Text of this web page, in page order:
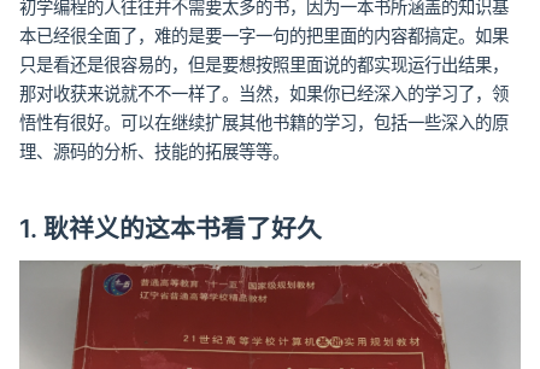
初学编程的人往往并不需要太多的书，因为一本书所涵盖的知识基
本已经很全面了，难的是要一字一句的把里面的内容都搞定。如果
只是看还是很容易的，但是要想按照里面说的都实现运行出结果，
那对收获来说就不不一样了。当然，如果你已经深入的学习了，领
悟性有很好。可以在继续扩展其他书籍的学习，包括一些深入的原
理、源码的分析、技能的拓展等等。
1. 耿祥义的这本书看了好久